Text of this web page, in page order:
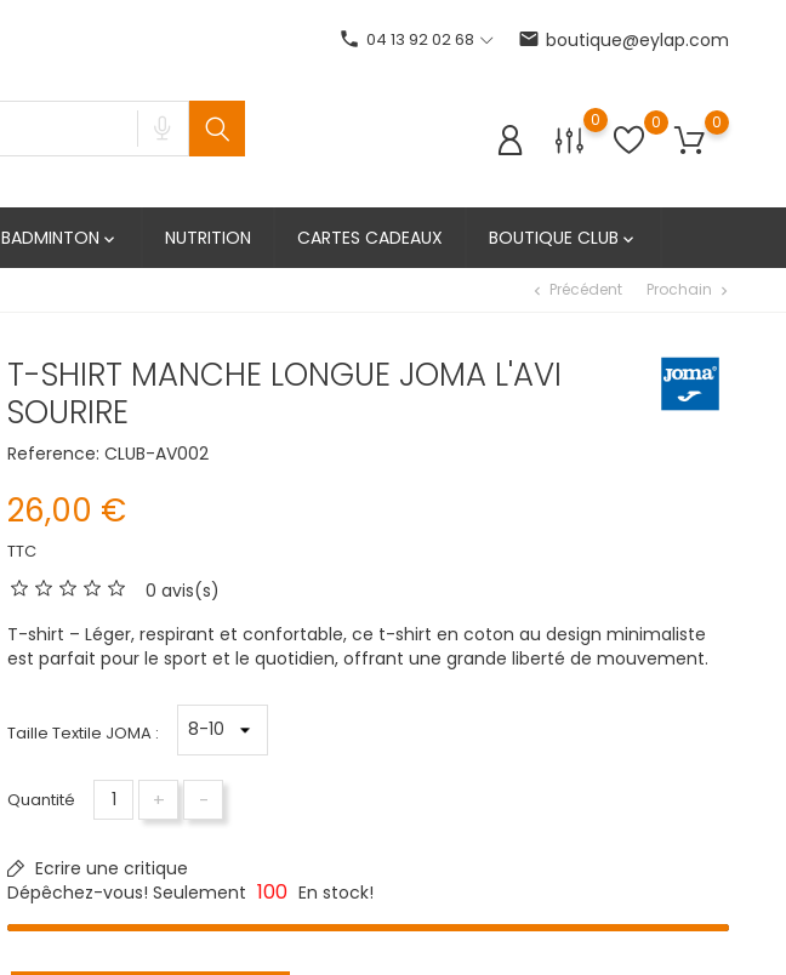
phone 04 13 92 02 68 email boutique@eylap.com
0 0 0
BADMINTON  NUTRITION CARTES CADEAUX BOUTIQUE CLUB 
chevron_left Précédent Prochain chevron_right
T-SHIRT MANCHE LONGUE JOMA L'AVI
SOURIRE
Reference: CLUB-AV002
26,00 €
TTC
0 avis(s)
T-shirt – Léger, respirant et confortable, ce t-shirt en coton au design minimaliste
est parfait pour le sport et le quotidien, offrant une grande liberté de mouvement.
Taille Textile JOMA :
Quantité + -
Ecrire une critique
Dépêchez-vous! Seulement 100 En stock!